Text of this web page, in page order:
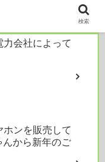
力会社によって
ホンを販売して
んから新年のご
検索